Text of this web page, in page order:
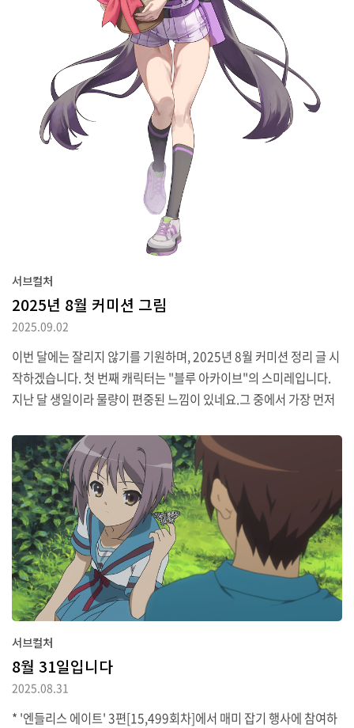
서브컬처
2025년 8월 커미션 그림
2025.09.02
이번 달에는 잘리지 않기를 기원하며, 2025년 8월 커미션 정리 글 시
작하겠습니다. 첫 번째 캐릭터는 "블루 아카이브"의 스미레입니다.
지난 달 생일이라 물량이 편중된 느낌이 있네요.그 중에서 가장 먼저
일에서 5일).위에서 언급한 것처럼 이번 달이 생일이라는 이유로 떠
올린 생일축하 콘셉트입니다. 캐릭터 콘셉트에 어울리게 선물도 초대
형 프로틴가루로 준비했습니다.#乙花スミレ커미션으로 그린 생축
스미레스미레 생일 축하하고 커미션 신청 감사합니다! pic.twitter.c
om/Ne6xHETGCN— YC97 (@yc970720) August 19, 2025두
번째 작품은 702 작가에게 의뢰했는데요 (기간은 8월 2일에서 7일).
지난번에 의..
서브컬처
8월 31일입니다
2025.08.31
* '엔들리스 에이트' 3편[15,499회차]에서 매미 잡기 행사에 참여하